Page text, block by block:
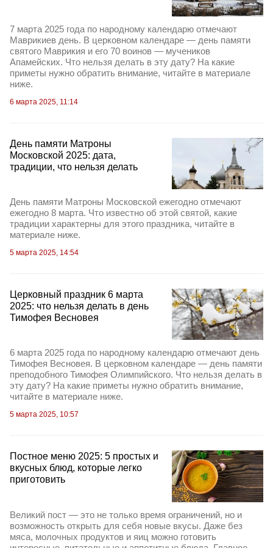
7 марта 2025 года по народному календарю отмечают
Маврикиев день. В церковном календаре — день памяти
святого Маврикия и его 70 воинов — мучеников
Апамейских. Что нельзя делать в эту дату? На какие
приметы нужно обратить внимание, читайте в материале
ниже.
6 марта 2025, 11:14
День памяти Матроны
Московской 2025: дата,
традиции, что нельзя делать
День памяти Матроны Московской ежегодно отмечают
ежегодно 8 марта. Что известно об этой святой, какие
традиции характерны для этого праздника, читайте в
материале ниже.
5 марта 2025, 14:54
Церковный праздник 6 марта
2025: что нельзя делать в день
Тимофея Весновея
6 марта 2025 года по народному календарю отмечают день
Тимофея Весновея. В церковном календаре — день памяти
преподобного Тимофея Олимпийского. Что нельзя делать в
эту дату? На какие приметы нужно обратить внимание,
читайте в материале ниже.
5 марта 2025, 10:57
Постное меню 2025: 5 простых и
вкусных блюд, которые легко
приготовить
Великий пост — это не только время ограничений, но и
возможность открыть для себя новые вкусы. Даже без
мяса, молочных продуктов и яиц можно готовить